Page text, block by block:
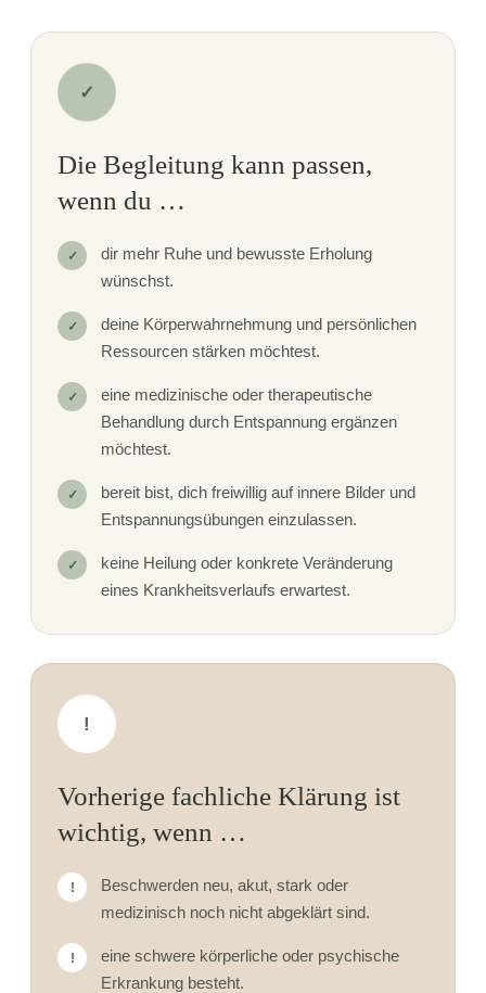
✓
Die Begleitung kann passen,
wenn du …
✓
dir mehr Ruhe und bewusste Erholung
wünschst.
✓
deine Körperwahrnehmung und persönlichen
Ressourcen stärken möchtest.
✓
eine medizinische oder therapeutische
Behandlung durch Entspannung ergänzen
möchtest.
✓
bereit bist, dich freiwillig auf innere Bilder und
Entspannungsübungen einzulassen.
✓
keine Heilung oder konkrete Veränderung
eines Krankheitsverlaufs erwartest.
!
Vorherige fachliche Klärung ist
wichtig, wenn …
!
Beschwerden neu, akut, stark oder
medizinisch noch nicht abgeklärt sind.
!
eine schwere körperliche oder psychische
Erkrankung besteht.